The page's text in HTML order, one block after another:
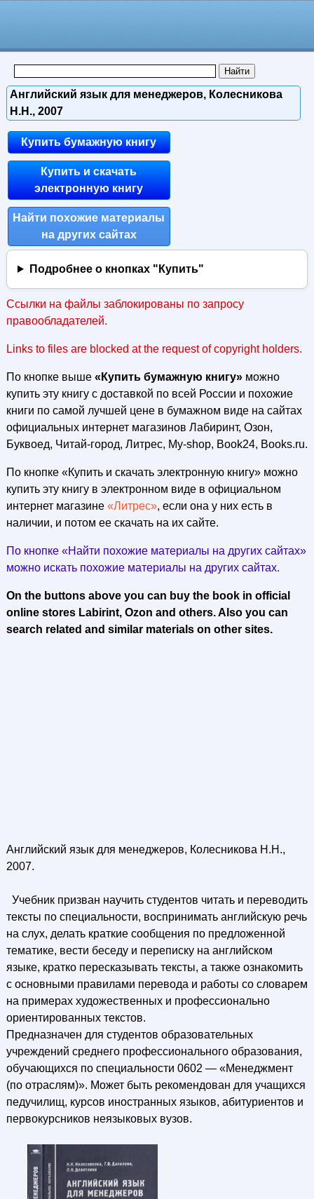
Английский язык для менеджеров, Колесникова
Н.Н., 2007
Купить бумажную книгу
Купить и скачать
электронную книгу
Найти похожие материалы
на других сайтах
Подробнее о кнопках "Купить"
Ссылки на файлы заблокированы по запросу
правообладателей.
Links to files are blocked at the request of copyright holders.
По кнопке выше «Купить бумажную книгу»можно
купить эту книгу с доставкой по всей России и похожие
книги по самой лучшей цене в бумажном виде на сайтах
официальных интернет магазинов Лабиринт, Озон,
Буквоед, Читай-город, Литрес, My-shop, Book24, Books.ru.
По кнопке «Купить и скачать электронную книгу» можно
купить эту книгу в электронном виде в официальном
интернет магазине «Литрес», если она у них есть в
наличии, и потом ее скачать на их сайте.
По кнопке «Найти похожие материалы на других сайтах»
можно искать похожие материалы на других сайтах.
On the buttons above you can buy the book in official
online stores Labirint, Ozon and others. Also you can
search related and similar materials on other sites.
Английский язык для менеджеров, Колесникова Н.Н.,
2007.
Учебник призван научить студентов читать и переводить
тексты по специальности, воспринимать английскую речь
на слух, делать краткие сообщения по предложенной
тематике, вести беседу и переписку на английском
языке, кратко пересказывать тексты, а также ознакомить
с основными правилами перевода и работы со словарем
на примерах художественных и профессионально
ориентированных текстов.
Предназначен для студентов образовательных
учреждений среднего профессионального образования,
обучающихся по специальности 0602 — «Менеджмент
(по отраслям)». Может быть рекомендован для учащихся
педучилищ, курсов иностранных языков, абитуриентов и
первокурсников неязыковых вузов.